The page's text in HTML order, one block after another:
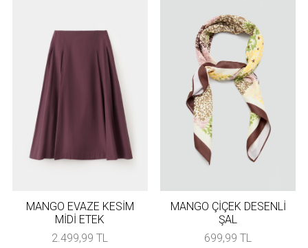
MANGO EVAZE KESİM
MİDİ ETEK
2.499,99 TL
MANGO ÇİÇEK DESENLİ
ŞAL
699,99 TL